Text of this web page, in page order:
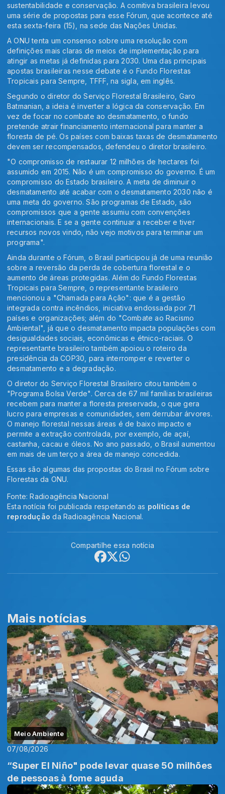
sustentabilidade e conservação. A comitiva brasileira levou
uma série de propostas para esse Fórum, que acontece até
esta sexta-feira (15), na sede das Nações Unidas.
A ONU tenta um consenso sobre uma resolução com
definições mais claras de meios de implementação para
atingir as metas já definidas para 2030. Uma das principais
apostas brasileiras nesse debate é o Fundo Florestas
Tropicais para Sempre, TFFF, na sigla, em inglês.
Segundo o diretor do Serviço Florestal Brasileiro, Garo
Batmanian, a ideia é inverter a lógica da conservação. Em
vez de focar no combate ao desmatamento, o fundo
pretende atrair financiamento internacional para manter a
floresta de pé. Os países com baixas taxas de desmatamento
devem ser recompensados, defendeu o diretor brasileiro.
"O compromisso de restaurar 12 milhões de hectares foi
assumido em 2015. Não é um compromisso do governo. É um
compromisso do Estado brasileiro. A meta de diminuir o
desmatamento até acabar com o desmatamento 2030 não é
uma meta do governo. São programas de Estado, são
compromissos que a gente assumiu com convenções
internacionais. E se a gente continuar a receber e tiver
recursos novos vindo, não vejo motivos para terminar um
programa".
Ainda durante o Fórum, o Brasil participou já de uma reunião
sobre a reversão da perda de cobertura florestal e o
aumento de áreas protegidas. Além do Fundo Florestas
Tropicais para Sempre, o representante brasileiro
mencionou a "Chamada para Ação": que é a gestão
integrada contra incêndios, iniciativa endossada por 71
países e organizações; além do "Combate ao Racismo
Ambiental", já que o desmatamento impacta populações com
desigualdades sociais, econômicas e étnico-raciais. O
representante brasileiro também apoiou o roteiro da
presidência da COP30, para interromper e reverter o
desmatamento e a degradação.
O diretor do Serviço Florestal Brasileiro citou também o
"Programa Bolsa Verde". Cerca de 67 mil famílias brasileiras
recebem para manter a floresta preservada, o que gera
lucro para empresas e comunidades, sem derrubar árvores.
O manejo florestal nessas áreas é de baixo impacto e
permite a extração controlada, por exemplo, de açaí,
castanha, cacau e óleos. No ano passado, o Brasil aumentou
em mais de um terço a área de manejo concedida.
Essas são algumas das propostas do Brasil no Fórum sobre
Florestas da ONU.
Fonte: Radioagência Nacional
Esta notícia foi publicada respeitando as políticas de
reprodução da Radioagência Nacional.
Compartilhe essa notícia
Mais notícias
Meio Ambiente
07/08/2026
“Super El Niño" pode levar quase 50 milhões
de pessoas à fome aguda